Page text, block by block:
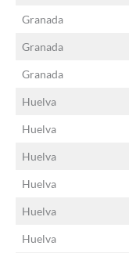
Granada
Granada
Granada
Huelva
Huelva
Huelva
Huelva
Huelva
Huelva